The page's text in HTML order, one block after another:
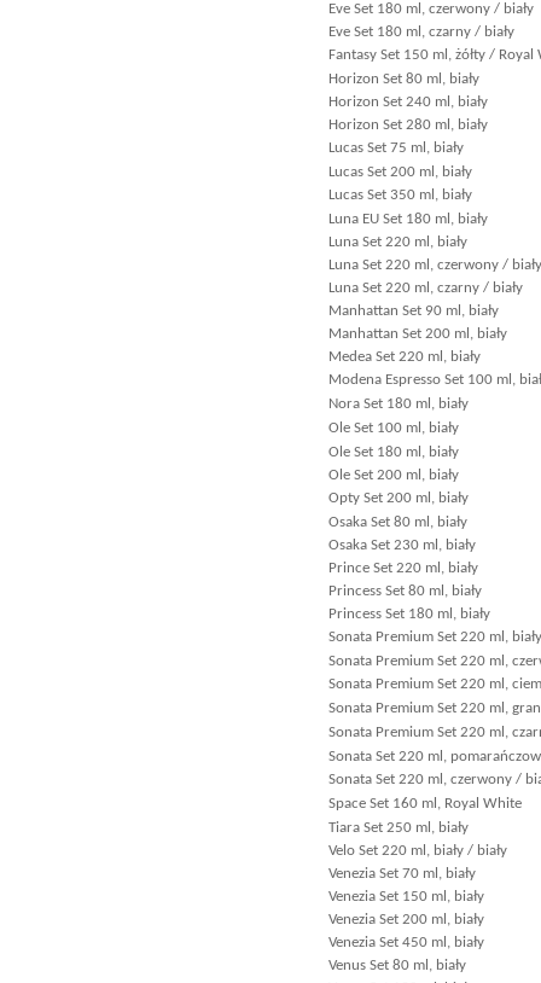
Eve Set 180 ml, czerwony / biały
Eve Set 180 ml, czarny / biały
Fantasy Set 150 ml, żółty / Royal
Horizon Set 80 ml, biały
Horizon Set 240 ml, biały
Horizon Set 280 ml, biały
Lucas Set 75 ml, biały
Lucas Set 200 ml, biały
Lucas Set 350 ml, biały
Luna EU Set 180 ml, biały
Luna Set 220 ml, biały
Luna Set 220 ml, czerwony / biały
Luna Set 220 ml, czarny / biały
Manhattan Set 90 ml, biały
Manhattan Set 200 ml, biały
Medea Set 220 ml, biały
Modena Espresso Set 100 ml,
Nora Set 180 ml, biały
Ole Set 100 ml, biały
Ole Set 180 ml, biały
Ole Set 200 ml, biały
Opty Set 200 ml, biały
Osaka Set 80 ml, biały
Osaka Set 230 ml, biały
Prince Set 220 ml, biały
Princess Set 80 ml, biały
Princess Set 180 ml, biały
Sonata Premium Set 220 ml, biały
Sonata Premium Set 220 ml,
Sonata Premium Set 220 ml,
Sonata Premium Set 220 ml,
Sonata Premium Set 220 ml,
Sonata Set 220 ml,
Sonata Set 220 ml, czerwony /
Space Set 160 ml, Royal White
Tiara Set 250 ml, biały
Velo Set 220 ml, biały / biały
Venezia Set 70 ml, biały
Venezia Set 150 ml, biały
Venezia Set 200 ml, biały
Venezia Set 450 ml, biały
Venus Set 80 ml, biały